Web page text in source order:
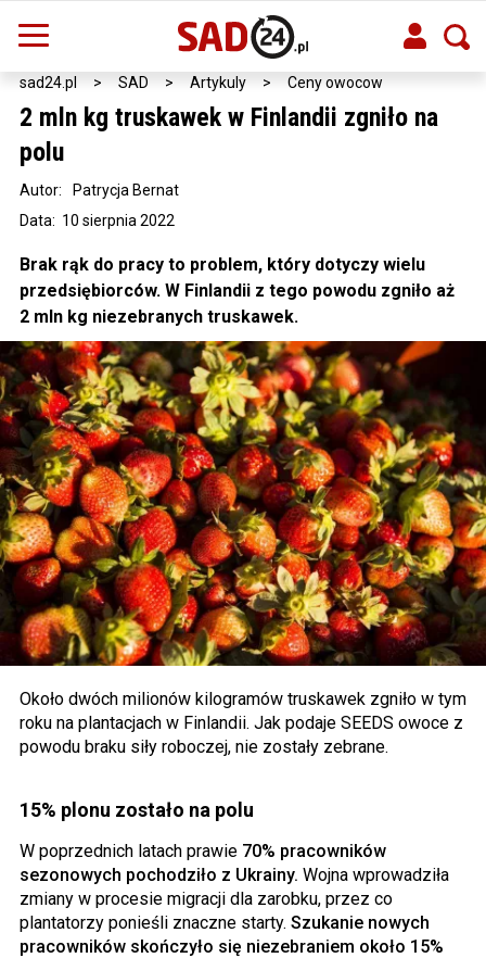
sad24.pl > SAD > Artykuly > Ceny owocow
2 mln kg truskawek w Finlandii zgniło na
polu
Data: 10 sierpnia 2022
Autor: Patrycja Bernat
Brak rąk do pracy to problem, który dotyczy wielu
przedsiębiorców. W Finlandii z tego powodu zgniło aż
2 mln kg niezebranych truskawek.
Około dwóch milionów kilogramów truskawek zgniło w tym
roku na plantacjach w Finlandii. Jak podaje SEEDS owoce z
powodu braku siły roboczej, nie zostały zebrane.
15% plonu zostało na polu
W poprzednich latach prawie 70% pracowników
sezonowych pochodziło z Ukrainy. Wojna wprowadziła
zmiany w procesie migracji dla zarobku, przez co
plantatorzy ponieśli znaczne starty. Szukanie nowych
pracowników skończyło się niezebraniem około 15%